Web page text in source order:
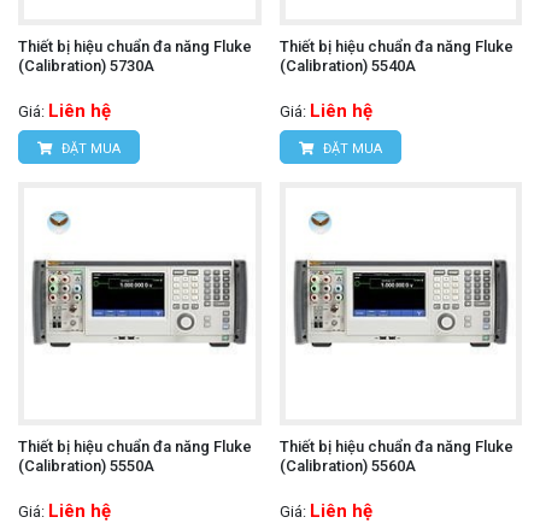
Thiết bị hiệu chuẩn đa năng Fluke
(Calibration) 5730A
Giá: Liên hệ
ĐẶT MUA
Thiết bị hiệu chuẩn đa năng Fluke
(Calibration) 5540A
Giá: Liên hệ
ĐẶT MUA
Thiết bị hiệu chuẩn đa năng Fluke
(Calibration) 5550A
Giá: Liên hệ
Thiết bị hiệu chuẩn đa năng Fluke
(Calibration) 5560A
Giá: Liên hệ